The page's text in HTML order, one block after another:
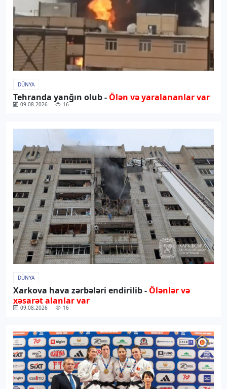
DÜNYA
Tehranda yanğın olub - Ölən və yaralananlar var
09.08.2026 16
DÜNYA
Xarkova hava zərbələri endirilib - Ölənlər və
xəsarət alanlar var
09.08.2026 16